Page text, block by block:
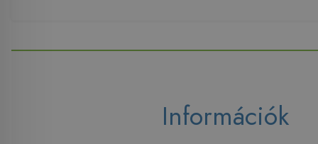
Információk